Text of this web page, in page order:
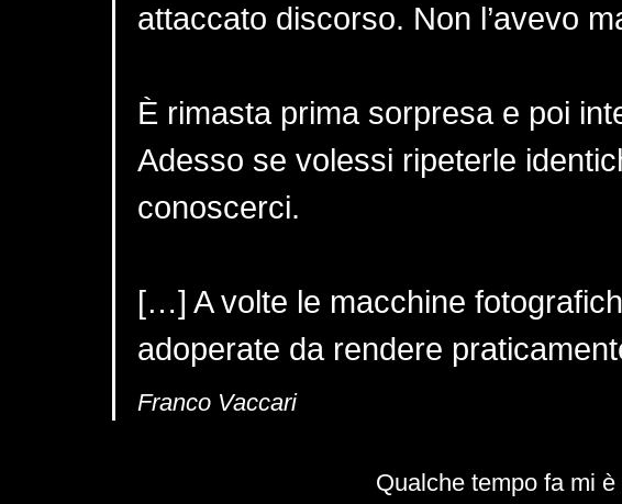
attaccato discorso. Non l’avevo
È rimasta prima sorpresa e poi
Adesso se volessi ripeterle
conoscerci.
[…] A volte le macchine
adoperate da rendere
Franco Vaccari
Qualche tempo fa mi